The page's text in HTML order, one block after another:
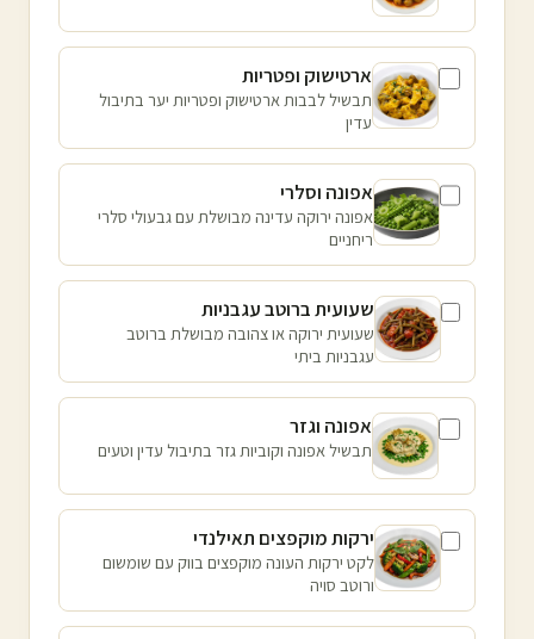
ארטישוק ופטריות
תבשיל לבבות ארטישוק ופטריות יער בתיבול
עדין
אפונה וסלרי
אפונה ירוקה עדינה מבושלת עם גבעולי סלרי
ריחניים
שעועית ברוטב עגבניות
שעועית ירוקה או צהובה מבושלת ברוטב
עגבניות ביתי
אפונה וגזר
תבשיל אפונה וקוביות גזר בתיבול עדין וטעים
ירקות מוקפצים תאילנדי
לקט ירקות העונה מוקפצים בווק עם שומשום
ורוטב סויה